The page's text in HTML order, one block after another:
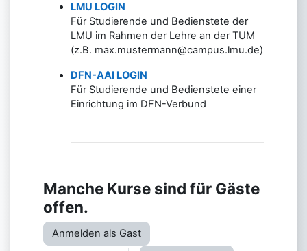
LMU LOGIN
Für Studierende und Bedienstete der
LMU im Rahmen der Lehre an der TUM
(z.B. max.mustermann@campus.lmu.de)
DFN-AAI LOGIN
Für Studierende und Bedienstete einer
Einrichtung im DFN-Verbund
Manche Kurse sind für Gäste
offen.
Anmelden als Gast